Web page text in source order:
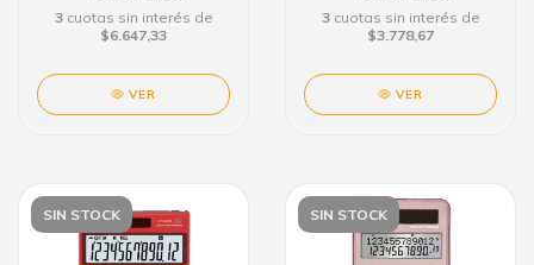
3 cuotas sin interés de
$6.647,33
VER
3 cuotas sin interés de
$3.778,67
VER
SIN STOCK SIN STOCK